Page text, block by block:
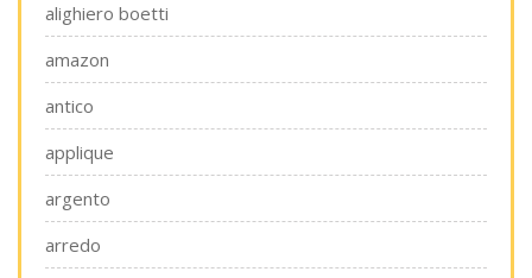
alighiero boetti
amazon
antico
applique
argento
arredo